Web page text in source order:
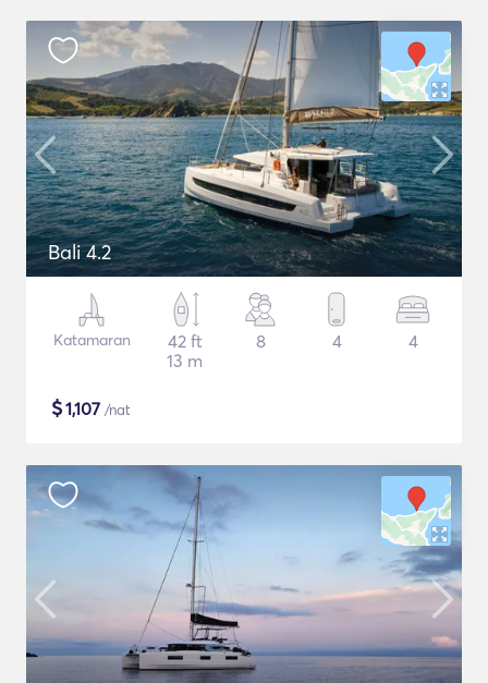
Bali 4.2
Katamaran
42 ft
13 m
8 4 4
$1,107 /nat